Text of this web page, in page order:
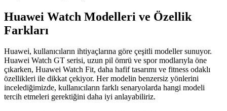
Huawei Watch Modelleri ve Özellik
Farkları
Huawei, kullanıcıların ihtiyaçlarına göre çeşitli modeller sunuyor.
Huawei Watch GT serisi, uzun pil ömrü ve spor modlarıyla öne
çıkarken, Huawei Watch Fit, daha hafif tasarımı ve fitness odaklı
özellikleri ile dikkat çekiyor. Her modelin benzersiz yönlerini
incelediğimizde, kullanıcıların farklı senaryolarda hangi modeli
tercih etmeleri gerektiğini daha iyi anlayabiliriz.